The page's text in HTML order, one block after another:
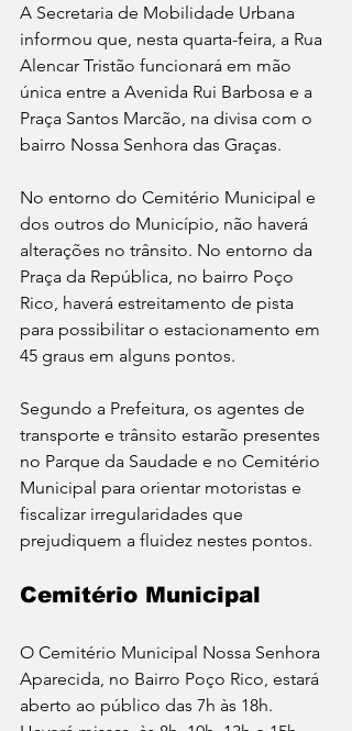
A Secretaria de Mobilidade Urbana
informou que, nesta quarta-feira, a Rua
Alencar Tristão funcionará em mão
única entre a Avenida Rui Barbosa e a
Praça Santos Marcão, na divisa com o
bairro Nossa Senhora das Graças.
No entorno do Cemitério Municipal e
dos outros do Município, não haverá
alterações no trânsito. No entorno da
Praça da República, no bairro Poço
Rico, haverá estreitamento de pista
para possibilitar o estacionamento em
45 graus em alguns pontos.
Segundo a Prefeitura, os agentes de
transporte e trânsito estarão presentes
no Parque da Saudade e no Cemitério
Municipal para orientar motoristas e
fiscalizar irregularidades que
prejudiquem a fluidez nestes pontos.
Cemitério Municipal
O Cemitério Municipal Nossa Senhora
Aparecida, no Bairro Poço Rico, estará
aberto ao público das 7h às 18h.